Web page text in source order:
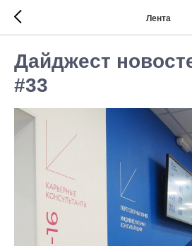
Лента
Дайджест
#33